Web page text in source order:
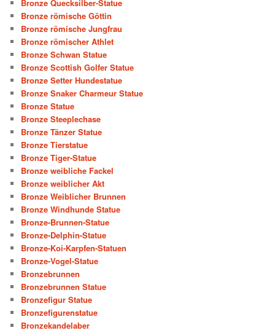
Bronze Quecksilber-Statue
Bronze römische Göttin
Bronze römische Jungfrau
Bronze römischer Athlet
Bronze Schwan Statue
Bronze Scottish Golfer Statue
Bronze Setter Hundestatue
Bronze Snaker Charmeur Statue
Bronze Statue
Bronze Steeplechase
Bronze Tänzer Statue
Bronze Tierstatue
Bronze Tiger-Statue
Bronze weibliche Fackel
Bronze weiblicher Akt
Bronze Weiblicher Brunnen
Bronze Windhunde Statue
Bronze-Brunnen-Statue
Bronze-Delphin-Statue
Bronze-Koi-Karpfen-Statuen
Bronze-Vogel-Statue
Bronzebrunnen
Bronzebrunnen Statue
Bronzefigur Statue
Bronzefigurenstatue
Bronzekandelaber